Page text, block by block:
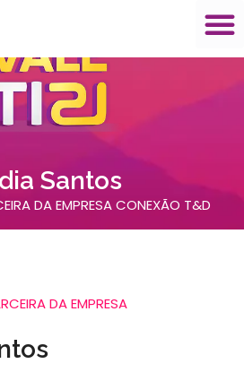
Santos
DA EMPRESA CONEXÃO T&D
DA EMPRESA